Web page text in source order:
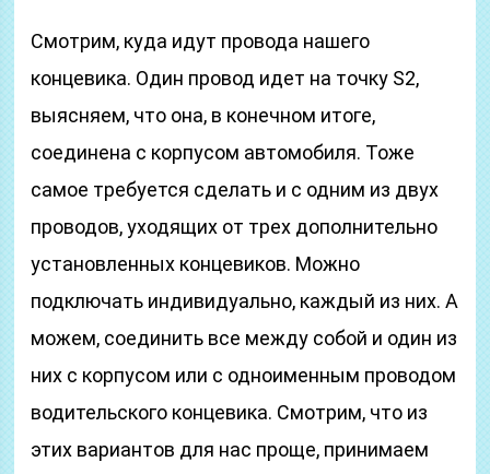
Смотрим, куда идут провода нашего
концевика. Один провод идет на точку S2,
выясняем, что она, в конечном итоге,
соединена с корпусом автомобиля. Тоже
самое требуется сделать и с одним из двух
проводов, уходящих от трех дополнительно
установленных концевиков. Можно
подключать индивидуально, каждый из них. А
можем, соединить все между собой и один из
них с корпусом или с одноименным проводом
водительского концевика. Смотрим, что из
этих вариантов для нас проще, принимаем